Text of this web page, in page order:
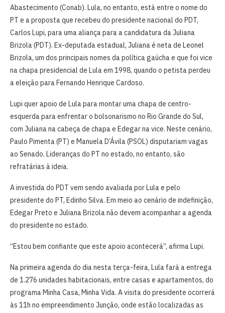
Abastecimento (Conab). Lula, no entanto, está entre o nome do
PT e a proposta que recebeu do presidente nacional do PDT,
Carlos Lupi, para uma aliança para a candidatura da Juliana
Brizola (PDT). Ex-deputada estadual, Juliana é neta de Leonel
Brizola, um dos principais nomes da política gaúcha e que foi vice
na chapa presidencial de Lula em 1998, quando o petista perdeu
a eleição para Fernando Henrique Cardoso.
Lupi quer apoio de Lula para montar uma chapa de centro-
esquerda para enfrentar o bolsonarismo no Rio Grande do Sul,
com Juliana na cabeça de chapa e Edegar na vice. Neste cenário,
Paulo Pimenta (PT) e Manuela D’Ávila (PSOL) disputariam vagas
ao Senado. Lideranças do PT no estado, no entanto, são
refratárias à ideia.
A investida do PDT vem sendo avaliada por Lula e pelo
presidente do PT, Edinho Silva. Em meio ao cenário de indefinição,
Edegar Preto e Juliana Brizola não devem acompanhar a agenda
do presidente no estado.
“Estou bem confiante que este apoio acontecerá”, afirma Lupi.
Na primeira agenda do dia nesta terça-feira, Lula fará a entrega
de 1.276 unidades habitacionais, entre casas e apartamentos, do
programa Minha Casa, Minha Vida. A visita do presidente ocorrerá
às 11h no empreendimento Junção, onde estão localizadas as